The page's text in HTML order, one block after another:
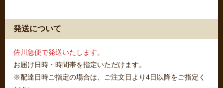
発送について
佐川急便で発送いたします。
お届け日時・時間帯を指定いただけます。
※配達日時ご指定の場合は、ご注文日より4日以降をご指定く